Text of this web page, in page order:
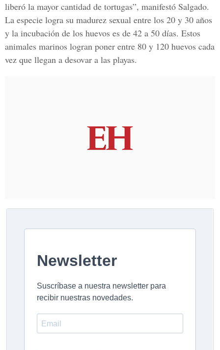
liberó la mayor cantidad de tortugas”, manifestó Salgado.
La especie logra su madurez sexual entre los 20 y 30 años
y la incubación de los huevos es de 42 a 50 días. Estos
animales marinos logran poner entre 80 y 120 huevos cada
vez que llegan a desovar a las playas.